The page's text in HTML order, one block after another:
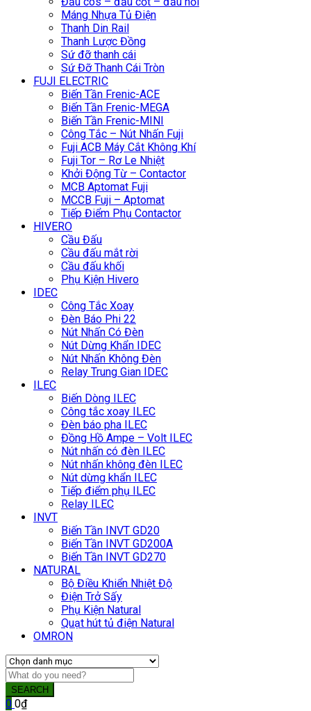
Máng Nhựa Tủ Điện
Thanh Din Rail
Thanh Lược Đồng
Sứ đỡ thanh cái
Sứ Đỡ Thanh Cái Tròn
FUJI ELECTRIC
Biến Tần Frenic-ACE
Biến Tần Frenic-MEGA
Biến Tần Frenic-MINI
Công Tắc – Nút Nhấn Fuji
Fuji ACB Máy Cắt Không Khí
Fuji Tor – Rơ Le Nhiệt
Khởi Động Từ – Contactor
MCB Aptomat Fuji
MCCB Fuji – Aptomat
Tiếp Điểm Phụ Contactor
HIVERO
Cầu Đấu
Cầu đấu mắt rời
Cầu đấu khối
Phụ Kiện Hivero
IDEC
Công Tắc Xoay
Đèn Báo Phi 22
Nút Nhấn Có Đèn
Nút Dừng Khẩn IDEC
Nút Nhấn Không Đèn
Relay Trung Gian IDEC
ILEC
Biến Dòng ILEC
Công tắc xoay ILEC
Đèn báo pha ILEC
Đồng Hồ Ampe – Volt ILEC
Nút nhấn có đèn ILEC
Nút nhấn không đèn ILEC
Nút dừng khẩn ILEC
Tiếp điểm phụ ILEC
Relay ILEC
INVT
Biến Tần INVT GD20
Biến Tần INVT GD200A
Biến Tần INVT GD270
NATURAL
Bộ Điều Khiển Nhiệt Độ
Điện Trở Sấy
Phụ Kiện Natural
Quạt hút tủ điện Natural
OMRON
SEARCH
0 0₫